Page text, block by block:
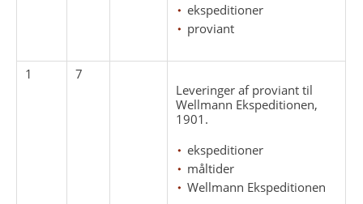
ekspeditioner
proviant
1
7
Leveringer af proviant til
Wellmann Ekspeditionen,
1901.
ekspeditioner
måltider
Wellmann Ekspeditionen